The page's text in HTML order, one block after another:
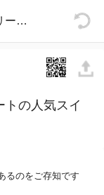
テレビで放送されたファミリーマートの人気スイーツ9選
トの人気スイ
るのをご存知です